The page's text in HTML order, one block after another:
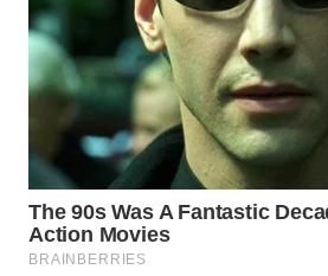
WN
SUBANG
WN
SUKABUMI
WN
PURWAKARTA